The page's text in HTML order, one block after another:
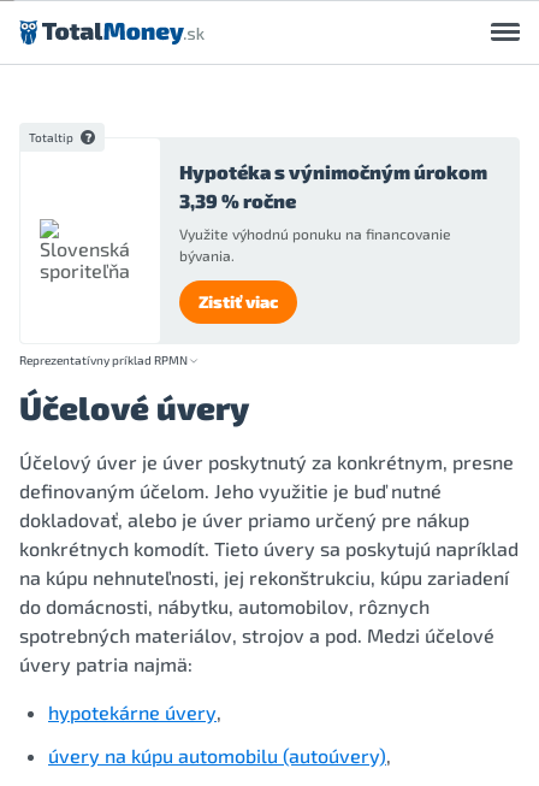
Preskočiť na obsah
Totaltip
Hypotéka s výnimočným úrokom
3,39 % ročne
Využite výhodnú ponuku na financovanie
bývania.
Zistiť viac
Reprezentatívny príklad RPMN
Účelové úvery
Účelový úver je úver poskytnutý za konkrétnym, presne
definovaným účelom. Jeho využitie je buď nutné
dokladovať, alebo je úver priamo určený pre nákup
konkrétnych komodít. Tieto úvery sa poskytujú napríklad
na kúpu nehnuteľnosti, jej rekonštrukciu, kúpu zariadení
do domácnosti, nábytku, automobilov, rôznych
spotrebných materiálov, strojov a pod. Medzi účelové
úvery patria najmä:
hypotekárne úvery,
úvery na kúpu automobilu (autoúvery),